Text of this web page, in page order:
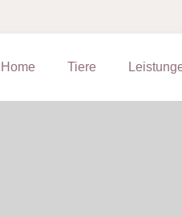
Home Tiere